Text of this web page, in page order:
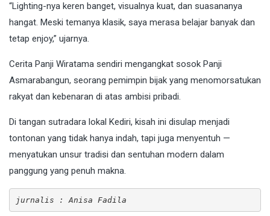
“Lighting-nya keren banget, visualnya kuat, dan suasananya
hangat. Meski temanya klasik, saya merasa belajar banyak dan
tetap enjoy,” ujarnya.
Cerita Panji Wiratama sendiri mengangkat sosok Panji
Asmarabangun, seorang pemimpin bijak yang menomorsatukan
rakyat dan kebenaran di atas ambisi pribadi.
Di tangan sutradara lokal Kediri, kisah ini disulap menjadi
tontonan yang tidak hanya indah, tapi juga menyentuh —
menyatukan unsur tradisi dan sentuhan modern dalam
panggung yang penuh makna.
jurnalis : Anisa Fadila